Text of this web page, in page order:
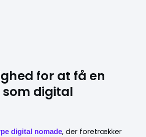
for at få en
digital
digital nomade, der foretrækker